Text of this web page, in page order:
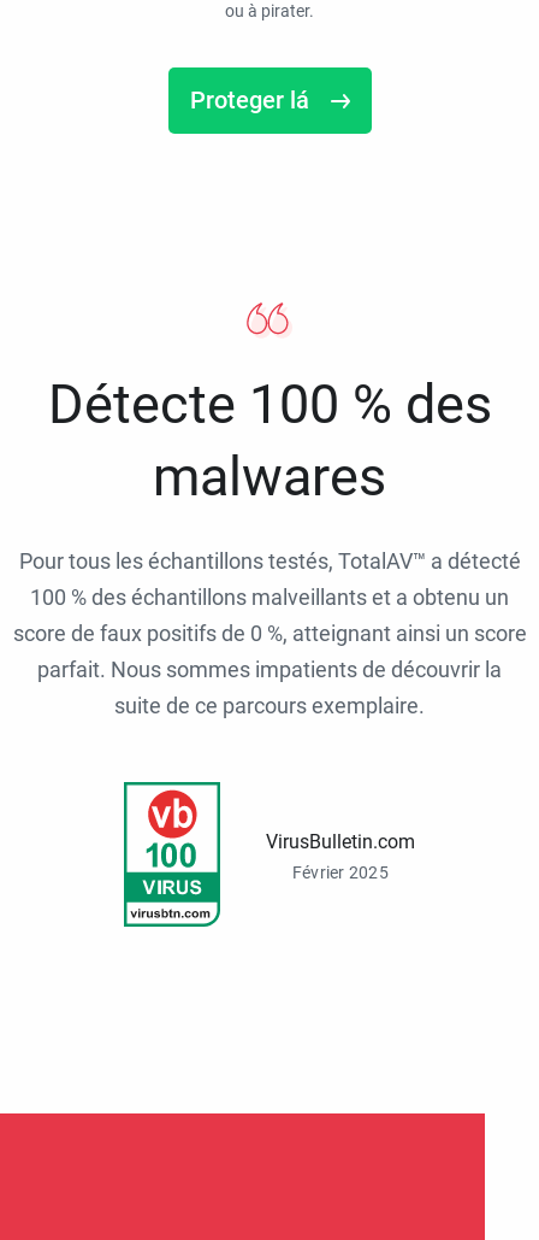
ou à pirater.
Proteger lá
Détecte 100 % des
malwares
Pour tous les échantillons testés, TotalAV™ a détecté
100 % des échantillons malveillants et a obtenu un
score de faux positifs de 0 %, atteignant ainsi un score
parfait. Nous sommes impatients de découvrir la
suite de ce parcours exemplaire.
VirusBulletin.com
Février 2025